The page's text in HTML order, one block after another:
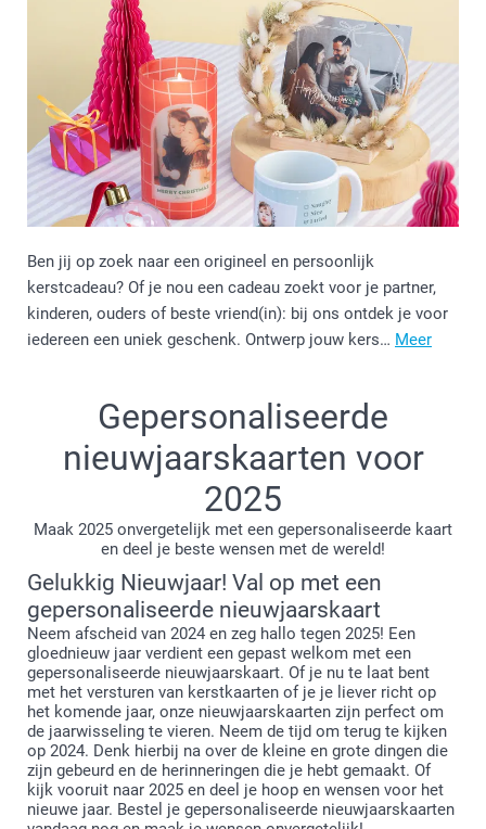
Ben jij op zoek naar een origineel en persoonlijk
kerstcadeau? Of je nou een cadeau zoekt voor je partner,
kinderen, ouders of beste vriend(in): bij ons ontdek je voor
iedereen een uniek geschenk. Ontwerp jouw kers… Meer
Gepersonaliseerde
nieuwjaarskaarten voor
2025
Maak 2025 onvergetelijk met een gepersonaliseerde kaart
en deel je beste wensen met de wereld!
Gelukkig Nieuwjaar! Val op met een
gepersonaliseerde nieuwjaarskaart
Neem afscheid van 2024 en zeg hallo tegen 2025! Een
gloednieuw jaar verdient een gepast welkom met een
gepersonaliseerde nieuwjaarskaart. Of je nu te laat bent
met het versturen van kerstkaarten of je je liever richt op
het komende jaar, onze nieuwjaarskaarten zijn perfect om
de jaarwisseling te vieren. Neem de tijd om terug te kijken
op 2024. Denk hierbij na over de kleine en grote dingen die
zijn gebeurd en de herinneringen die je hebt gemaakt. Of
kijk vooruit naar 2025 en deel je hoop en wensen voor het
nieuwe jaar. Bestel je gepersonaliseerde nieuwjaarskaarten